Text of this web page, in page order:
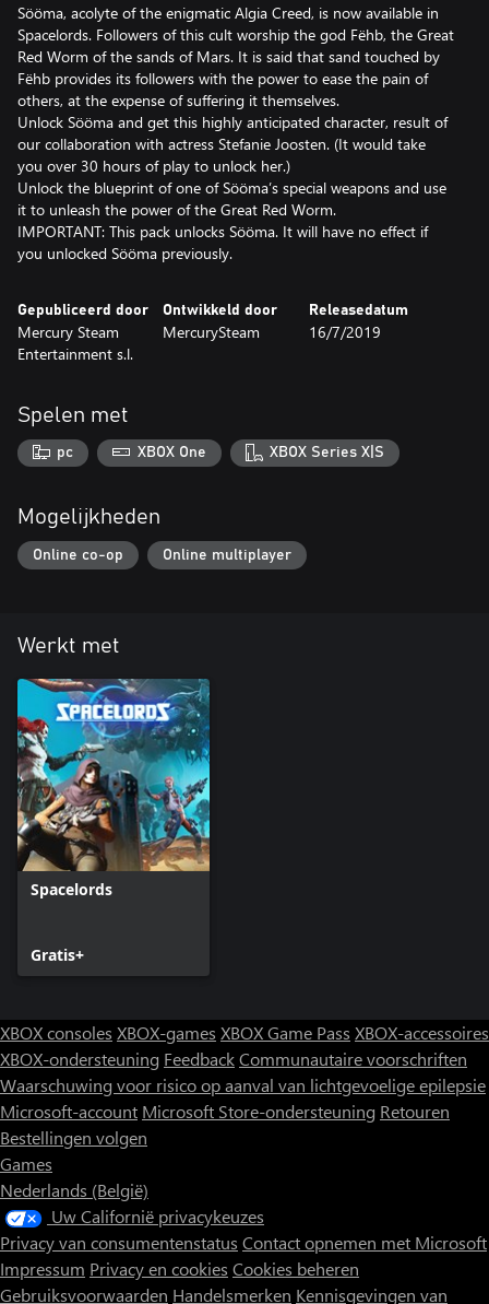
Sööma, acolyte of the enigmatic Algia Creed, is now available in
Spacelords. Followers of this cult worship the god Fëhb, the Great
Red Worm of the sands of Mars. It is said that sand touched by
Fëhb provides its followers with the power to ease the pain of
others, at the expense of suffering it themselves.
Unlock Sööma and get this highly anticipated character, result of
our collaboration with actress Stefanie Joosten. (It would take
you over 30 hours of play to unlock her.)
Unlock the blueprint of one of Sööma’s special weapons and use
it to unleash the power of the Great Red Worm.
IMPORTANT: This pack unlocks Sööma. It will have no effect if
you unlocked Sööma previously.
Gepubliceerd door
Mercury Steam
Entertainment s.l.
Ontwikkeld door
MercurySteam
Releasedatum
16/7/2019
Spelen met
pc XBOX One XBOX Series X|S
Mogelijkheden
Online co-op Online multiplayer
Werkt met
Spacelords
Gratis+
XBOX consoles XBOX-games XBOX Game Pass XBOX-accessoires
XBOX-ondersteuning FeedbackCommunautaire voorschriften
Waarschuwing voor risico op aanval van lichtgevoelige epilepsie
Microsoft-account Microsoft Store-ondersteuning Retouren
Bestellingen volgen
Games
Nederlands (België)
Uw Californië privacykeuzes
Privacy van consumentenstatus Contact opnemen met Microsoft
Impressum Privacy en cookies Cookies beheren
Gebruiksvoorwaarden Handelsmerken Kennisgevingen van